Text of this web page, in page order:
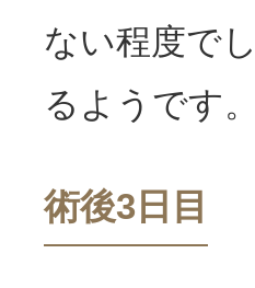
ない程度で
るようです。
術後3日目